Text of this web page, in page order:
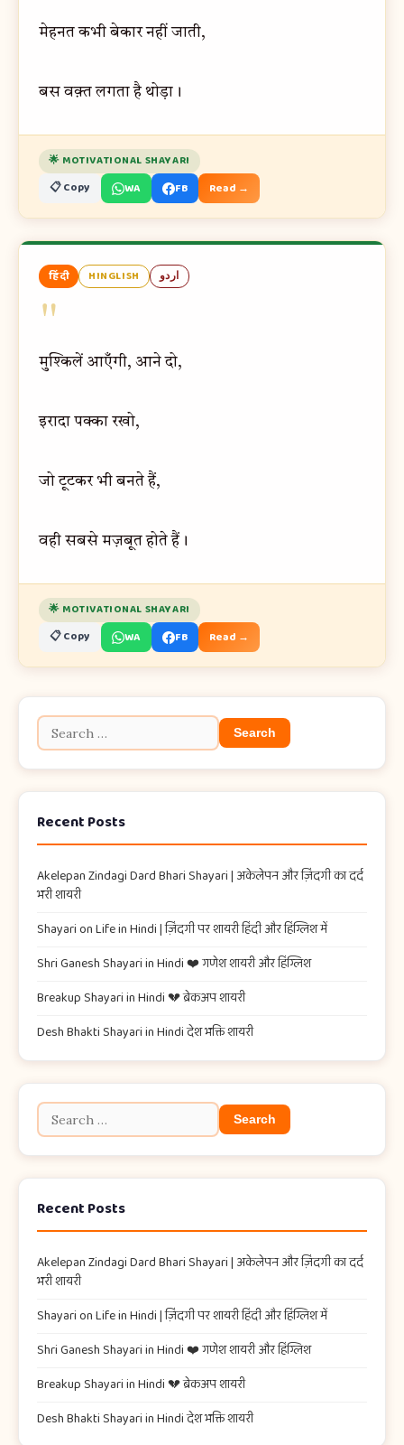
मेहनत कभी बेकार नहीं जाती,
बस वक़्त लगता है थोड़ा।
🌟 MOTIVATIONAL SHAYARI
📋 Copy WA FB Read →
हिंदी HINGLISH اردو
"
मुश्किलें आएँगी, आने दो,
इरादा पक्का रखो,
जो टूटकर भी बनते हैं,
वही सबसे मज़बूत होते हैं।
🌟 MOTIVATIONAL SHAYARI
📋 Copy WA FB Read →
Recent Posts
Akelepan Zindagi Dard Bhari Shayari​ | अकेलेपन और ज़िंदगी का दर्द
भरी शायरी
Shayari on Life in Hindi | ज़िंदगी पर शायरी हिंदी और हिंग्लिश में
Shri Ganesh Shayari in Hindi ❤️ गणेश शायरी और हिंग्लिश
Breakup Shayari in Hindi 💔 ब्रेकअप शायरी
Desh Bhakti Shayari in Hindi देश भक्ति शायरी
Recent Posts
Akelepan Zindagi Dard Bhari Shayari​ | अकेलेपन और ज़िंदगी का दर्द
भरी शायरी
Shayari on Life in Hindi | ज़िंदगी पर शायरी हिंदी और हिंग्लिश में
Shri Ganesh Shayari in Hindi ❤️ गणेश शायरी और हिंग्लिश
Breakup Shayari in Hindi 💔 ब्रेकअप शायरी
Desh Bhakti Shayari in Hindi देश भक्ति शायरी